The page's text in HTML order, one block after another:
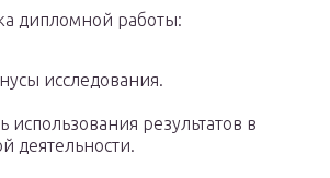
дипломной работы:
исследования.
использования результатов в
деятельности.